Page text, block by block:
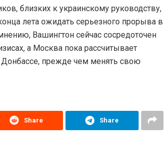
близких к украинскому руководству,
лета ожидать серьезного прорыва в
Вашингтон сейчас сосредоточен
а Москва пока рассчитывает
прежде чем менять свою
Share Share